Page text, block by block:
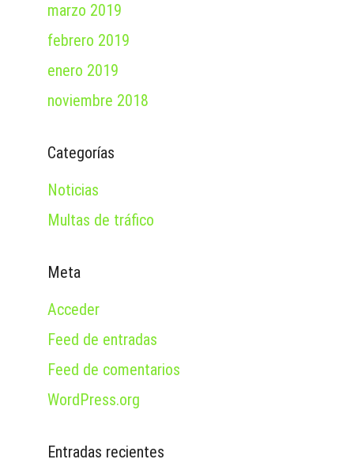
marzo 2019
febrero 2019
enero 2019
noviembre 2018
Categorías
Noticias
Multas de tráfico
Meta
Acceder
Feed de entradas
Feed de comentarios
WordPress.org
Entradas recientes